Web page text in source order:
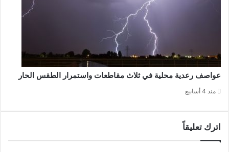
عواصف رعدية محلية في ثلاث مقاطعات واستمرار الطقس الحار
منذ 4 أسابيع
اترك تعليقاً